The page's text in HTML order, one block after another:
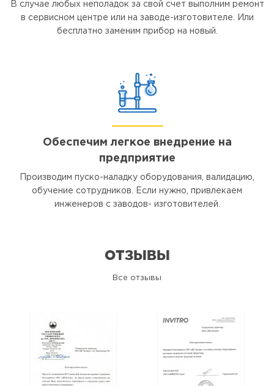
В случае любых неполадок за свой счет выполним ремонт
в сервисном центре или на заводе-изготовителе. Или
бесплатно заменим прибор на новый.
Обеспечим легкое внедрение на
предприятие
Производим пуско-наладку оборудования, валидацию,
обучение сотрудников. Если нужно, привлекаем
инженеров с заводов- изготовителей.
ОТЗЫВЫ
Все отзывы